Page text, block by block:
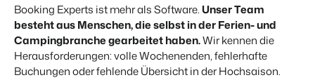
Booking Experts ist mehr als Software.Unser Team
besteht aus Menschen, die selbst in der Ferien- und
Campingbranche gearbeitet haben.Wir kennen die
Herausforderungen: volle Wochenenden, fehlerhafte
Buchungen oder fehlende Übersicht in der Hochsaison.